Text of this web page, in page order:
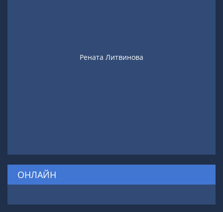
Рената Литвинова
ОНЛАЙН